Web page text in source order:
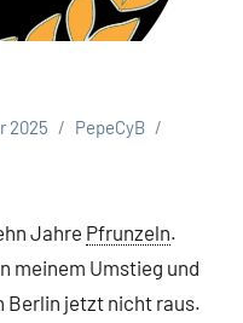
2025
PepeCyB
Jahre Pfrunzeln.
meinem Umstieg und
Berlin jetzt nicht raus.